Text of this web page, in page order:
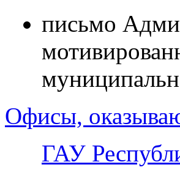
письмо
Офисы,
ГАУ